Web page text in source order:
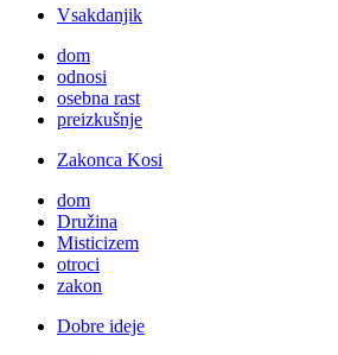
Vsakdanjik
dom
odnosi
osebna rast
preizkušnje
Zakonca Kosi
dom
Družina
Misticizem
otroci
zakon
Dobre ideje